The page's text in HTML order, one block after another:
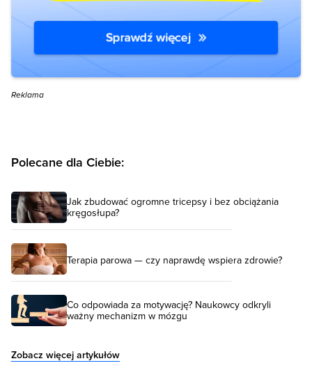
Reklama
Polecane dla Ciebie:
Jak zbudować ogromne tricepsy i bez obciążania
kręgosłupa?
Terapia parowa — czy naprawdę wspiera zdrowie?
Co odpowiada za motywację? Naukowcy odkryli
ważny mechanizm w mózgu
Zobacz więcej artykułów